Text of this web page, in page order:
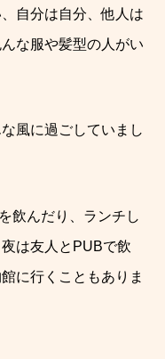
自分は自分、他人は
な服や髪型の人がい
風に過ごしていまし
飲んだり、ランチし
は友人と PUBで飲
に行くこともありま